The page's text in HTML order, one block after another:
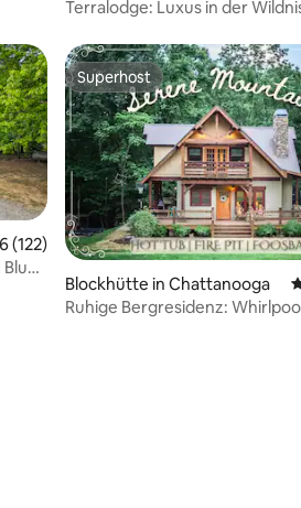
Terralodge: Luxus in der
Bewertung: 4,96 von 5,
(122)
Bluff
Superhost
Superhost
Blockhütte in Chattanooga
Ruhige Bergresidenz: